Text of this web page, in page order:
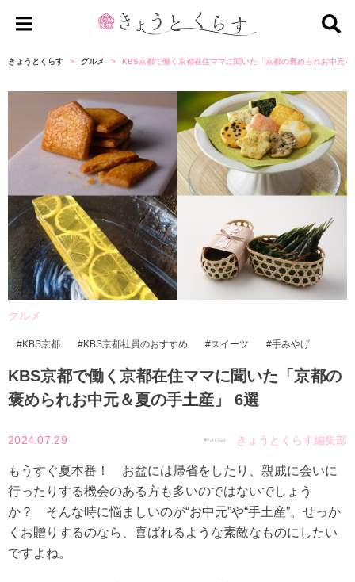
ょ
と
く
ら
す
きょうとくらす グルメ KBS京都で働く京都在住ママに聞いた「京都の褒められお中元
グルメ
KBS京都 KBS京都社員のおすすめ スイーツ 手みやげ
KBS京都で働く京都在住ママに聞いた「京都の
褒められお中元＆夏の手土産」 6選
2024.07.29 きょうとくらす編集部
もうすぐ夏本番！ お盆には帰省をしたり、親戚に会いに
行ったりする機会のある方も多いのではないでしょう
か？ そんな時に悩ましいのが“お中元”や“手土産”。せっか
くお贈りするのなら、喜ばれるような素敵なものにしたい
ですよね。